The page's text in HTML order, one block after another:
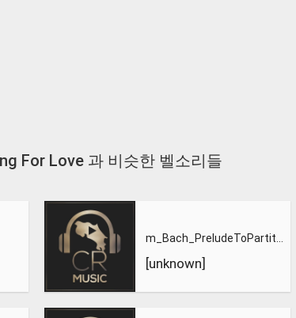
For Love 과 비슷한 벨소리들
[unknown]